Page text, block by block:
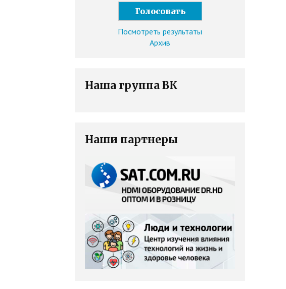
Посмотреть результаты
Архив
Наша группа ВК
Наши партнеры